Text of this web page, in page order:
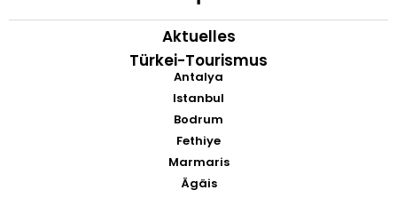
Aktuelles
Türkei-Tourismus
Antalya
Istanbul
Bodrum
Fethiye
Marmaris
Ägäis